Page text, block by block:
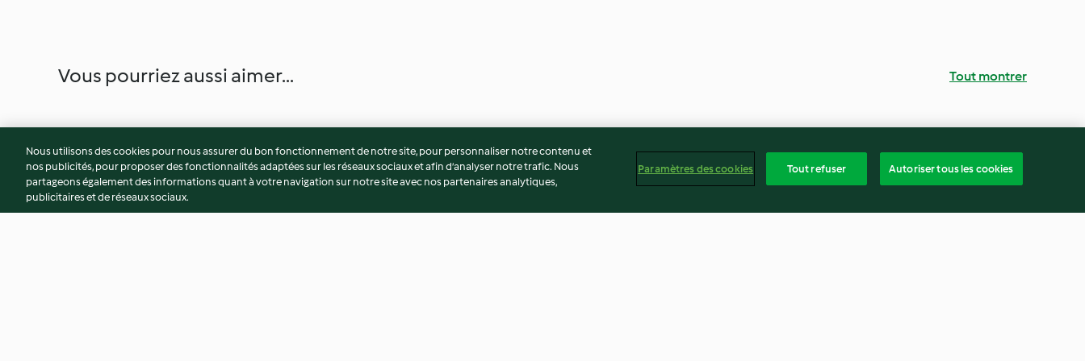
Vous pourriez aussi aimer... Tout montrer
Nous utilisons des cookies pour nous assurer du bon fonctionnement de notre site, pour personnaliser notre contenu et
nos publicités, pour proposer des fonctionnalités adaptées sur les réseaux sociaux et afin d’analyser notre trafic. Nous
partageons également des informations quant à votre navigation sur notre site avec nos partenaires analytiques,
publicitaires et de réseaux sociaux.
Paramètres des cookies Tout refuser Autoriser tous les cookies